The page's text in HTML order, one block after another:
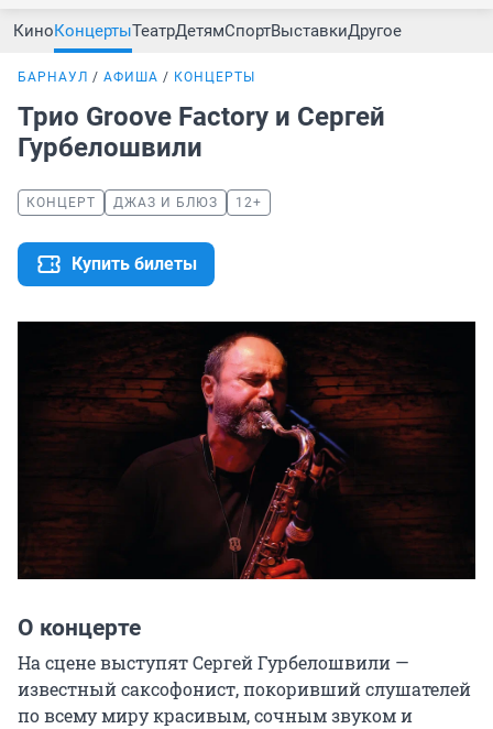
КиноКонцертыТеатрДетямСпортВыставкиДругое
БАРНАУЛ АФИША КОНЦЕРТЫ
Трио Groove Factory и Сергей
Гурбелошвили
КОНЦЕРТ ДЖАЗ И БЛЮЗ 12+
Купить билеты
О концерте
На сцене выступят Сергей Гурбелошвили —
известный саксофонист, покоривший слушателей
по всему миру красивым, сочным звуком и